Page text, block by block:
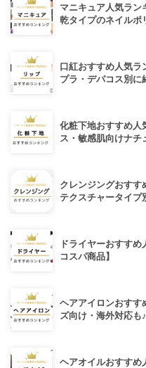
マニキュア人気ラ
乾タイプのネイルポ
口紅おすすめ人気
プラ・デパコス別に
化粧下地おすすめ人
ス・敏感肌向けナチ
クレンジングおすす
テクスチャータイプ
ドライヤーおすす
コスパ商品】
ヘアアイロンおすす
ズ向け・海外対応も♪
ヘアオイルおすすめ